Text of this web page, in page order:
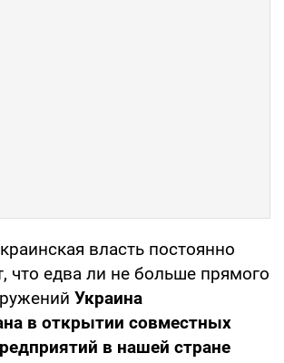
власть постоянно
что едва ли не больше прямого
Украина
в открытии совместных
в нашей стране